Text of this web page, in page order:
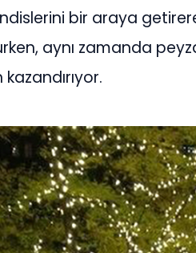
bir araya
aynı zamanda